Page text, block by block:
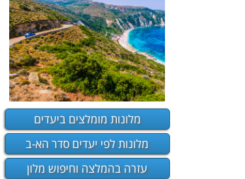
מלונות מומלצים ביעדים
מלונות לפי יעדים סדר הא-ב
עזרה בהמלצה וחיפוש מלון